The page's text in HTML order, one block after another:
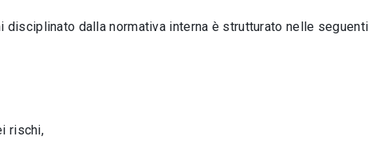
disciplinato dalla normativa interna è strutturato nelle seguenti
rischi,